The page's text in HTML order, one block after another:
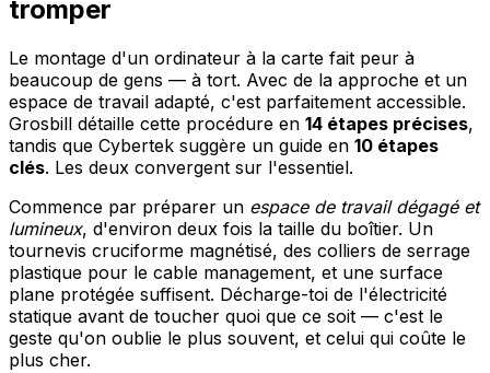
tromper
Le montage d'un ordinateur à la carte fait peur à
beaucoup de gens — à tort. Avec de la approche et un
espace de travail adapté, c'est parfaitement accessible.
Grosbill détaille cette procédure en 14 étapes précises,
tandis que Cybertek suggère un guide en 10 étapes
clés. Les deux convergent sur l'essentiel.
Commence par préparer un espace de travail dégagé et
lumineux, d'environ deux fois la taille du boîtier. Un
tournevis cruciforme magnétisé, des colliers de serrage
plastique pour le cable management, et une surface
plane protégée suffisent. Décharge-toi de l'électricité
statique avant de toucher quoi que ce soit — c'est le
geste qu'on oublie le plus souvent, et celui qui coûte le
plus cher.